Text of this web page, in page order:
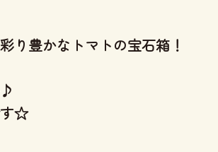
り豊かなトマトの宝石箱！
す☆